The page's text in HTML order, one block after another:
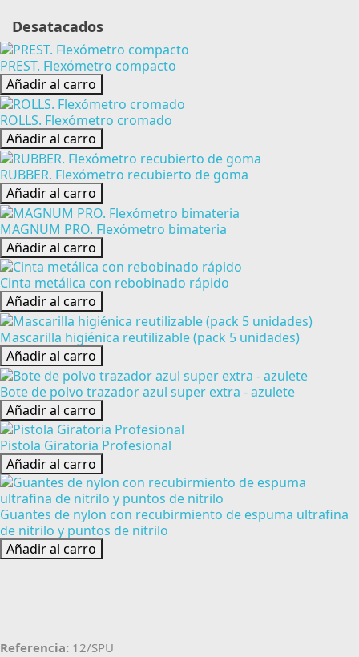
Desatacados
PREST. Flexómetro compacto
Añadir al carro
ROLLS. Flexómetro cromado
Añadir al carro
RUBBER. Flexómetro recubierto de goma
Añadir al carro
MAGNUM PRO. Flexómetro bimateria
Añadir al carro
Cinta metálica con rebobinado rápido
Añadir al carro
Mascarilla higiénica reutilizable (pack 5 unidades)
Añadir al carro
Bote de polvo trazador azul super extra - azulete
Añadir al carro
Pistola Giratoria Profesional
Añadir al carro
Guantes de nylon con recubirmiento de espuma ultrafina
de nitrilo y puntos de nitrilo
Añadir al carro
Referencia: 12/SPU